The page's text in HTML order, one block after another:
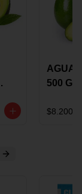
500
$8.200